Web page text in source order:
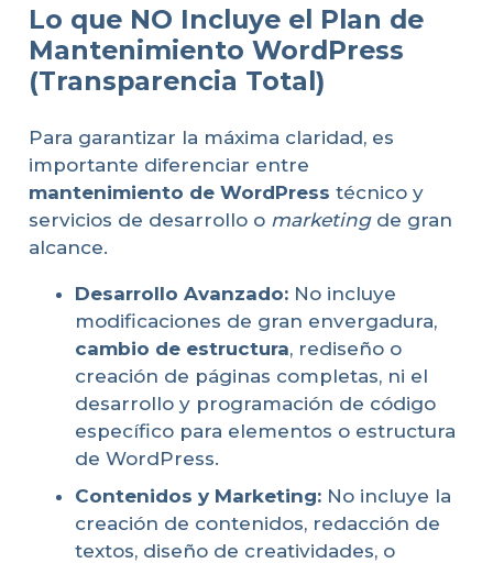
Lo que NO Incluye el Plan de
Mantenimiento WordPress
(Transparencia Total)
Para garantizar la máxima claridad, es
importante diferenciar entre
mantenimiento de WordPress técnico y
servicios de desarrollo o marketingde gran
alcance.
Desarrollo Avanzado: No incluye
modificaciones de gran envergadura,
cambio de estructura, rediseño o
creación de páginas completas, ni el
desarrollo y programación de código
específico para elementos o estructura
de WordPress.
Contenidos y Marketing: No incluye la
creación de contenidos, redacción de
textos, diseño de creatividades, o